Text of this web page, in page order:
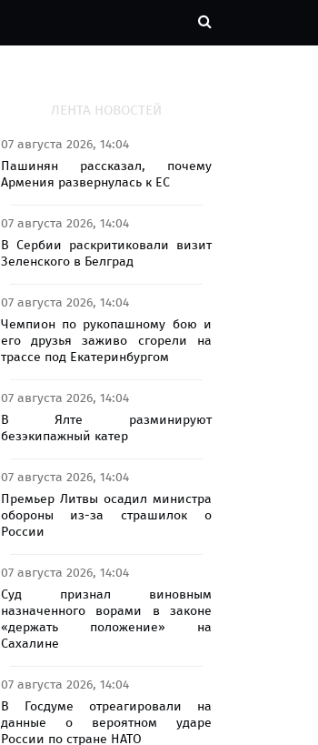
ЛЕНТА НОВОСТЕЙ
07 августа 2026, 14:04
Пашинян рассказал, почему
Армения развернулась к ЕС
07 августа 2026, 14:04
В Сербии раскритиковали визит
Зеленского в Белград
07 августа 2026, 14:04
Чемпион по рукопашному бою и
его друзья заживо сгорели на
трассе под Екатеринбургом
07 августа 2026, 14:04
В Ялте разминируют
безэкипажный катер
07 августа 2026, 14:04
Премьер Литвы осадил министра
обороны из-за страшилок о
России
07 августа 2026, 14:04
Суд признал виновным
назначенного ворами в законе
«держать положение» на
Сахалине
07 августа 2026, 14:04
В Госдуме отреагировали на
данные о вероятном ударе
России по стране НАТО